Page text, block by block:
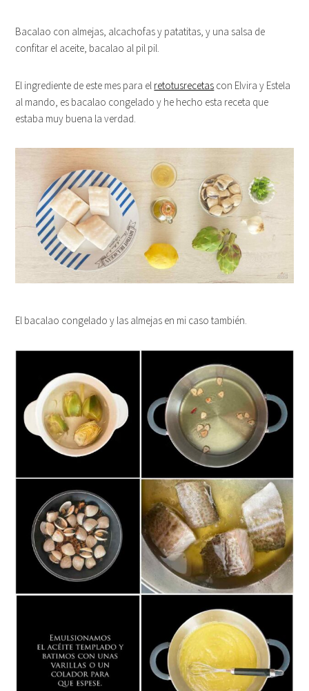
Bacalao con almejas, alcachofas y patatitas, y una salsa de
confitar el aceite, bacalao al pil pil.
El ingrediente de este mes para el retotusrecetas con Elvira y Estela
al mando, es bacalao congelado y he hecho esta receta que
estaba muy buena la verdad.
El bacalao congelado y las almejas en mi caso también.